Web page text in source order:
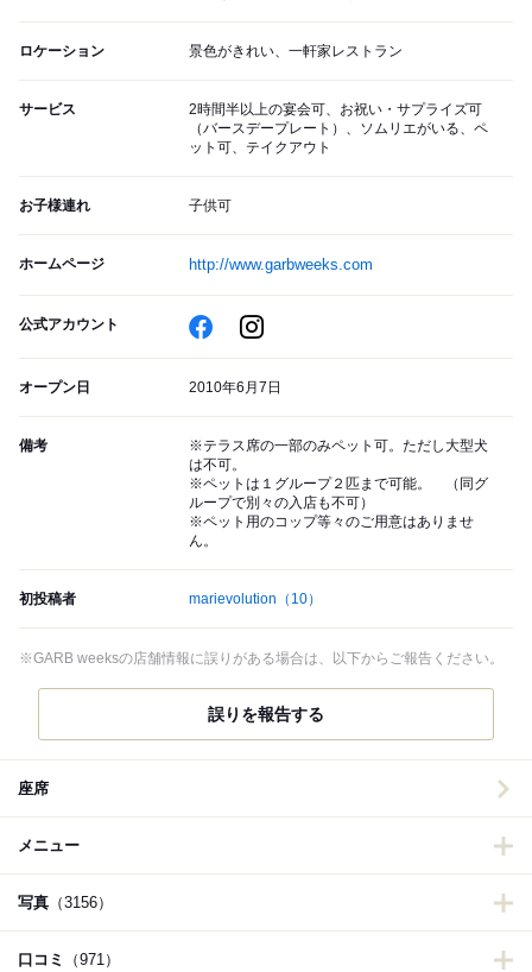
ロケーション 景色がきれい、一軒家レストラン
サービス
2時間半以上の宴会可、お祝い・サプライズ可
（バースデープレート）、ソムリエがいる、ペ
ット可、テイクアウト
お子様連れ 子供可
ホームページ http://www.garbweeks.com
公式アカウント
オープン日 2010年6月7日
備考
※テラス席の一部のみペット可。ただし大型犬
は不可。
※ペットは１グループ２匹まで可能。 （同グ
ループで別々の入店も不可）
※ペット用のコップ等々のご用意はありませ
ん。
初投稿者 marievolution （10）
※GARB weeksの店舗情報に誤りがある場合は、以下からご報告ください。
誤りを報告する
座席
メニュー
写真 （3156）
口コミ （971）